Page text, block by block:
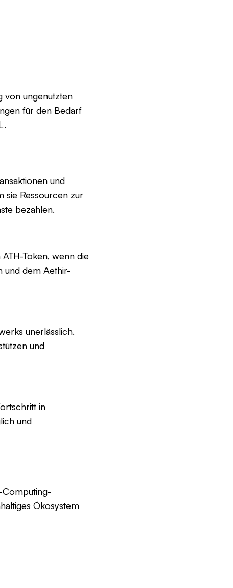
von ungenutzten
für den Bedarf
und
sie Ressourcen zur
bezahlen.
Token, wenn die
und dem Aethir-
unerlässlich.
und
in
und
Computing-
Ökosystem